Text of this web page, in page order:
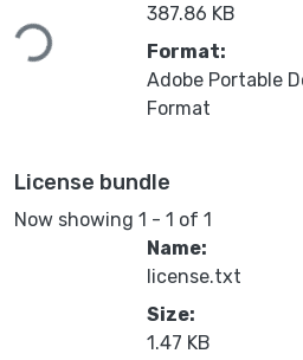
Loading...
387.86 KB
Format:
Adobe Portable
Format
License bundle
Now showing 1 - 1 of 1
Name:
license.txt
Size:
1.47 KB